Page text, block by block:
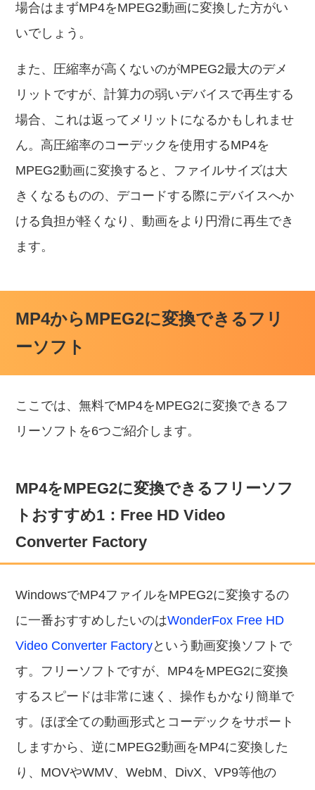
場合はまずMP4をMPEG2動画に変換した方がい
いでしょう。
また、圧縮率が高くないのがMPEG2最大のデメ
リットですが、計算力の弱いデバイスで再生する
場合、これは返ってメリットになるかもしれませ
ん。高圧縮率のコーデックを使用するMP4を
MPEG2動画に変換すると、ファイルサイズは大
きくなるものの、デコードする際にデバイスへか
ける負担が軽くなり、動画をより円滑に再生でき
ます。
MP4からMPEG2に変換できるフリ
ーソフト
ここでは、無料でMP4をMPEG2に変換できるフ
リーソフトを6つご紹介します。
MP4をMPEG2に変換できるフリーソフ
トおすすめ1：Free HD Video
Converter Factory
WindowsでMP4ファイルをMPEG2に変換するの
に一番おすすめしたいのはWonderFox Free HD
Video Converter Factoryという動画変換ソフトで
す。フリーソフトですが、MP4をMPEG2に変換
するスピードは非常に速く、操作もかなり簡単で
す。ほぼ全ての動画形式とコーデックをサポート
しますから、逆にMPEG2動画をMP4に変換した
り、MOVやWMV、WebM、DivX、VP9等他の